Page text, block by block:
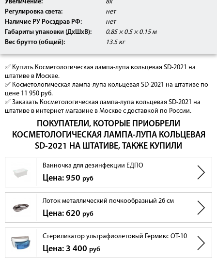
Увеличение:
8х
Регулировка света:
нет
Наличие РУ Росздрав РФ:
нет
Габариты упаковки (ДхШхВ):
0.85 × 0.5 × 0.15 м
Вес брутто (общий):
13.5 кг
✅ Купить Косметологическая лампа-лупа кольцевая SD-2021 на
штативе в Москве.
✅ Косметологическая лампа-лупа кольцевая SD-2021 на штативе по
цене 11 950 руб.
✅ Заказать Косметологическая лампа-лупа кольцевая SD-2021 на
штативе в интернет магазине в Москве с доставкой по России.
ПОКУПАТЕЛИ, КОТОРЫЕ ПРИОБРЕЛИ
КОСМЕТОЛОГИЧЕСКАЯ ЛАМПА-ЛУПА КОЛЬЦЕВАЯ
SD-2021 НА ШТАТИВЕ, ТАКЖЕ КУПИЛИ
Ванночка для дезинфекции ЕДПО
Цена: 950 руб
Лоток металлический почкообразный 26 см
Цена: 620 руб
Стерилизатор ультрафиолетовый Гермикс ОТ-10
Цена: 3 400 руб